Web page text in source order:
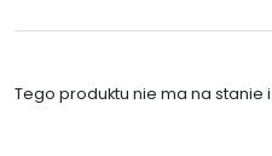
Tego produktu nie ma na stanie